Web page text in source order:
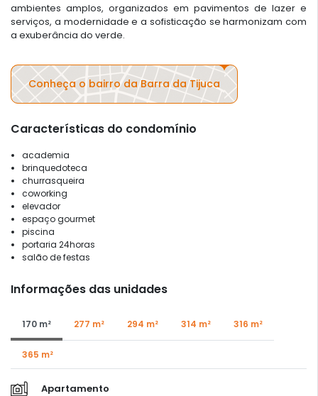
ambientes amplos, organizados em pavimentos de lazer e
serviços, a modernidade e a sofisticação se harmonizam com
a exuberância do verde.
Conheça o bairro da Barra da Tijuca
Características do condomínio
academia
brinquedoteca
churrasqueira
coworking
elevador
espaço gourmet
piscina
portaria 24horas
salão de festas
Informações das unidades
170 m² 277 m² 294 m² 314 m² 316 m²
365 m²
Apartamento